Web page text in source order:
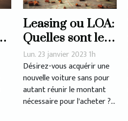
Leasing ou LOA:
Quelles sont les
erreurs à éviter ?
Lun. 23 janvier 2023 1h
Désirez-vous acquérir une
nouvelle voiture sans pour
autant réunir le montant
nécessaire pour l'acheter ?...